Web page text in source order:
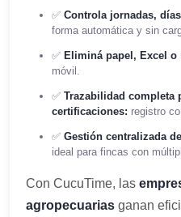
✅ Controla jornadas,
forma automática y sin
✅ Eliminá papel, Excel
móvil.
✅ Trazabilidad completa
certificaciones: registro
✅ Gestión centralizada
ideal para fincas con
Con CucuTime, las
agropecuarias ganan